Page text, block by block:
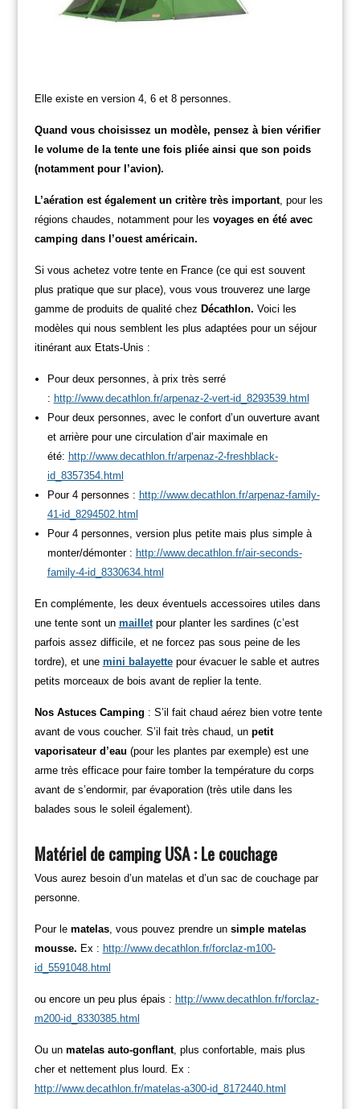
Elle existe en version 4, 6 et 8 personnes.
Quand vous choisissez un modèle, pensez à bien vérifier
le volume de la tente une fois pliée ainsi que son poids
(notamment pour l’avion).
L’aération est également un critère très important, pour les
régions chaudes, notamment pour les voyages en été avec
camping dans l’ouest américain.
Si vous achetez votre tente en France (ce qui est souvent
plus pratique que sur place), vous vous trouverez une large
gamme de produits de qualité chez Décathlon. Voici les
modèles qui nous semblent les plus adaptées pour un séjour
itinérant aux Etats-Unis :
Pour deux personnes, à prix très serré
: http://www.decathlon.fr/arpenaz-2-vert-id_8293539.html
Pour deux personnes, avec le confort d’un ouverture avant
et arrière pour une circulation d’air maximale en
été: http://www.decathlon.fr/arpenaz-2-freshblack-
id_8357354.html
Pour 4 personnes : http://www.decathlon.fr/arpenaz-family-
41-id_8294502.html
Pour 4 personnes, version plus petite mais plus simple à
monter/démonter : http://www.decathlon.fr/air-seconds-
family-4-id_8330634.html
En complémente, les deux éventuels accessoires utiles dans
une tente sont un mailletpour planter les sardines (c’est
parfois assez difficile, et ne forcez pas sous peine de les
tordre), et une mini balayettepour évacuer le sable et autres
petits morceaux de bois avant de replier la tente.
Nos Astuces Camping : S’il fait chaud aérez bien votre tente
avant de vous coucher. S’il fait très chaud, unpetit
vaporisateur d’eau (pour les plantes par exemple) est une
arme très efficace pour faire tomber la température du corps
avant de s’endormir, par évaporation (très utile dans les
balades sous le soleil également).
Matériel de camping USA : Le couchage
Vous aurez besoin d’un matelas et d’un sac de couchage par
personne.
Pour le matelas, vous pouvez prendre un simple matelas
mousse. Ex : http://www.decathlon.fr/forclaz-m100-
id_5591048.html
ou encore un peu plus épais : http://www.decathlon.fr/forclaz-
m200-id_8330385.html
Ou un matelas auto-gonflant, plus confortable, mais plus
cher et nettement plus lourd.
Ex :
http://www.decathlon.fr/matelas-a300-id_8172440.html